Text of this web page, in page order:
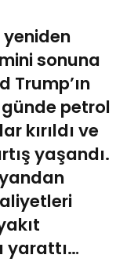
sonuna
petrol
kırıldı ve
yaşandı.
yarattı…